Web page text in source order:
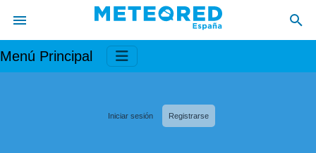
Menú Principal
Iniciar sesión Registrarse